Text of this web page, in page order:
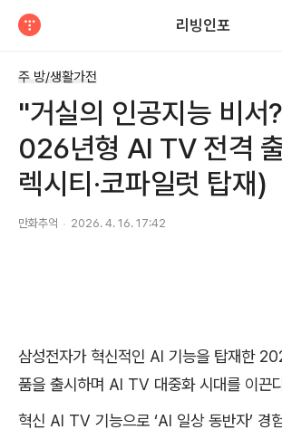
리빙인포
주 방/생활가전
"거실의 인공지능 비서
026년형 AI TV 전격
렉시티·코파일럿 탑재)
만화추억 2026. 4. 16. 17:42
삼성전자가 혁신적인 AI 기능을 탑재한
품을 출시하며 AI TV 대중화 시대를 이끈
혁신 AI TV 기능으로 ‘AI 일상 동반자’ 경